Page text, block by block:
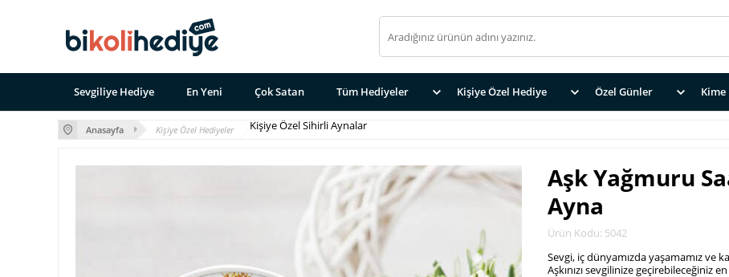
Sevgiliye Hediye En Yeni Çok Satan Tüm Hediyeler Kişiye Özel Hediye Özel Günler Kime
Anasayfa Kişiye Özel Hediyeler Kişiye Özel Sihirli Aynalar
Aşk Yağmuru
Ayna
Ürün Kodu: 5042
Sevgi, iç dünyamızda yaşamamız ve
Aşkınızı sevgilinize geçirebileceğiniz